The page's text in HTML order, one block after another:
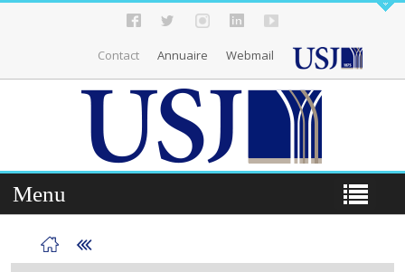
Contact Annuaire Webmail
Menu